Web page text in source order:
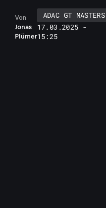
Jonas
Plümer
Von
ADAC GT MASTERS
17.03.2025 -
15:25